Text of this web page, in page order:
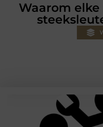
Waarom